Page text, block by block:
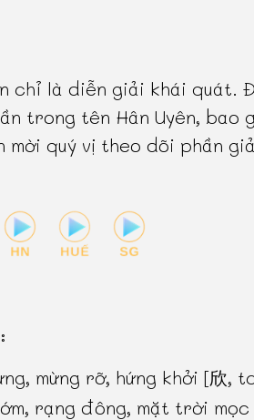
chỉ là diễn giải khái quát.
trong tên Hân Uyên, bao
mời quý vị theo dõi phần
:
mừng rỡ, hứng khởi [欣,
rạng đông, mặt trời